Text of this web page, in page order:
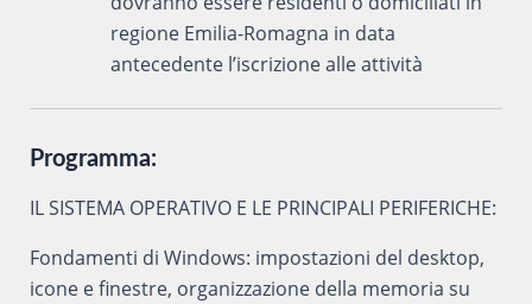
regione Emilia-Romagna in data
antecedente l’iscrizione alle attività
Programma:
IL SISTEMA OPERATIVO E LE PRINCIPALI PERIFERICHE:
Fondamenti di Windows: impostazioni del desktop,
icone e finestre, organizzazione della memoria su